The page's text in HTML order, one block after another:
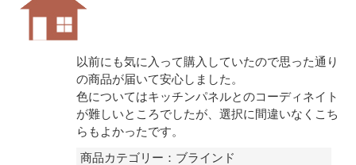
以前にも気に入って購入していたので思った通り
の商品が届いて安心しました。
色についてはキッチンパネルとのコーディネイト
が難しいところでしたが、選択に間違いなくこち
らもよかったです。
商品カテゴリー：ブラインド